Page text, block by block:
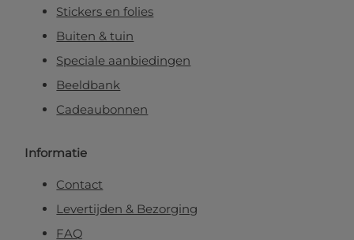
Stickers en folies
Buiten & tuin
Speciale aanbiedingen
Beeldbank
Cadeaubonnen
Informatie
Contact
Levertijden & Bezorging
FAQ